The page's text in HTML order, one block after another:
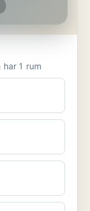
Bostaden har 1 rum